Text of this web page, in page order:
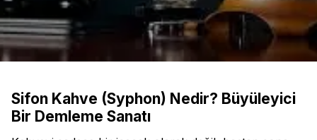
Sifon Kahve (Syphon) Nedir? Büyüleyici
Bir Demleme Sanatı